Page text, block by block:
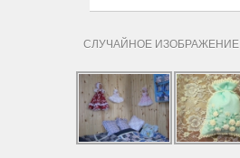
СЛУЧАЙНОЕ ИЗОБРАЖЕНИЕ